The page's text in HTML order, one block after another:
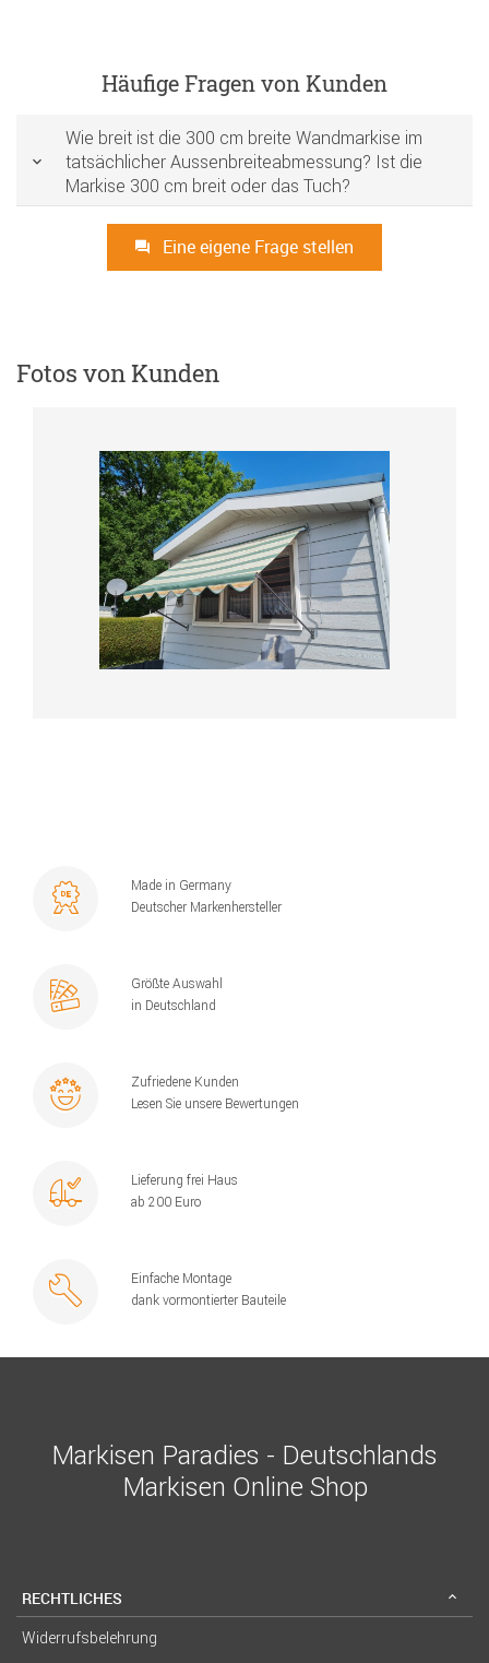
Häufige Fragen von Kunden
Wie breit ist die 300 cm breite Wandmarkise im
tatsächlicher Aussenbreiteabmessung? Ist die
Markise 300 cm breit oder das Tuch?
Eine eigene Frage stellen
Fotos von Kunden
Made in Germany
Deutscher Markenhersteller
Größte Auswahl
in Deutschland
Zufriedene Kunden
Lesen Sie unsere Bewertungen
Lieferung frei Haus
ab 200 Euro
Einfache Montage
dank vormontierter Bauteile
Markisen Paradies - Deutschlands
Markisen Online Shop
RECHTLICHES
Widerrufsbelehrung